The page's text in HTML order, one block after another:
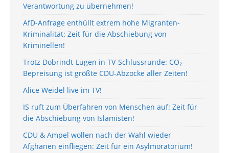
Verantwortung zu übernehmen!
AfD-Anfrage enthüllt extrem hohe Migranten-
Kriminalität: Zeit für die Abschiebung von
Kriminellen!
Trotz Dobrindt-Lügen in TV-Schlussrunde: CO₂-
Bepreisung ist größte CDU-Abzocke aller Zeiten!
Alice Weidel live im TV!
IS ruft zum Überfahren von Menschen auf: Zeit für
die Abschiebung von Islamisten!
CDU & Ampel wollen nach der Wahl wieder
Afghanen einfliegen: Zeit für ein Asylmoratorium!